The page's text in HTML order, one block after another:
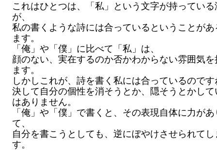
これはひとつは、「私」という文字が持ってい
が、
私の書くような詩には合っているということが
ます。
「俺」や「僕」に比べて「私」は、
顔のない、実在するのか否かわからない雰囲気
ます。
しかしこれが、詩を書く私には合っているのです
決して自分の個性を消そうとか、隠そうとかし
はありません。
「俺」や「僕」で書くと、その表現自体に力が
て、
自分を書こうとしても、逆にぼやけさせられて
す。